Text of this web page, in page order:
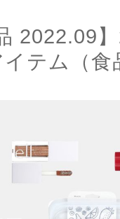
2022.09
テム（食